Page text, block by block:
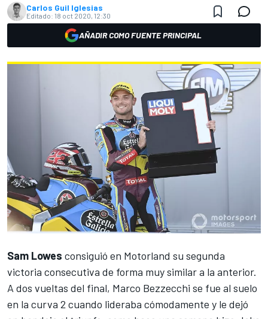
Carlos Guil Iglesias
Editado: 18 oct 2020, 12:30
AÑADIR COMO FUENTE PRINCIPAL
Sam Lowes consiguió en Motorland su segunda
victoria consecutiva de forma muy similar a la anterior.
A dos vueltas del final, Marco Bezzecchi se fue al suelo
en la curva 2 cuando lideraba cómodamente y le dejó